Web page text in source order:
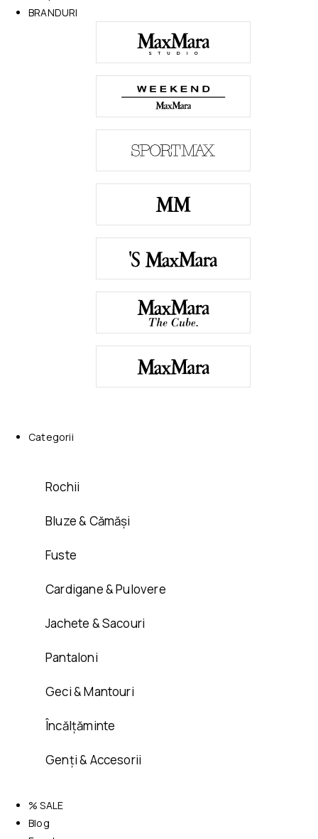
BRANDURI
Categorii
Rochii
Bluze & Cămăși
Fuste
Cardigane & Pulovere
Jachete & Sacouri
Pantaloni
Geci & Mantouri
Încălțăminte
Genți & Accesorii
% SALE
Blog